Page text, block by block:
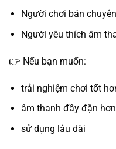
Người chơi bán chuyên
Người yêu thích âm
👉 Nếu bạn muốn:
trải nghiệm chơi tốt
âm thanh đầy đặn hơn
sử dụng lâu dài